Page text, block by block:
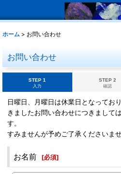
ホーム > お問い合わせ
お問い合わせ
STEP 1
入力
STEP 2
確認
日曜日、月曜日は休業日となってお
きましたお問い合わせにつきまして
す。
すみませんが予めご了承くださいませ
お名前 [必須]